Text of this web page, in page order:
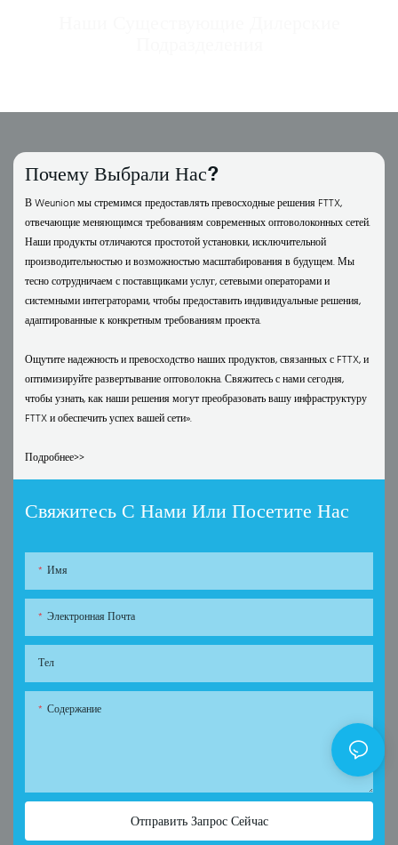
Почему Выбрали Нас?
В Weunion мы стремимся предоставлять превосходные решения FTTX,
отвечающие меняющимся требованиям современных оптоволоконных сетей.
Наши продукты отличаются простотой установки, исключительной
производительностью и возможностью масштабирования в будущем. Мы
тесно сотрудничаем с поставщиками услуг, сетевыми операторами и
системными интеграторами, чтобы предоставить индивидуальные решения,
адаптированные к конкретным требованиям проекта.
Ощутите надежность и превосходство наших продуктов, связанных с FTTX, и
оптимизируйте развертывание оптоволокна. Свяжитесь с нами сегодня,
чтобы узнать, как наши решения могут преобразовать вашу инфраструктуру
FTTX и обеспечить успех вашей сети».
Подробнее>>
Свяжитесь С Нами Или Посетите Нас
Имя
Электронная Почта
Тел
Содержание
Отправить Запрос Сейчас